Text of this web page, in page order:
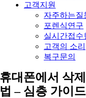
고객지원
자주하는질
포렌식연구
실시간접수
고객의 소리
복구문의
휴대폰에서 삭
법 – 심층 가이드